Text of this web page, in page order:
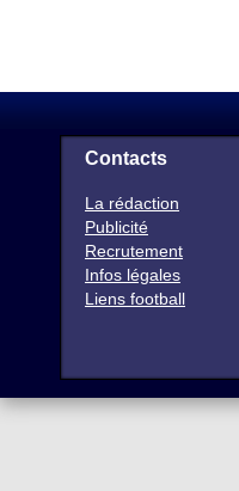
Contacts
La rédaction
Publicité
Recrutement
Infos légales
Liens football